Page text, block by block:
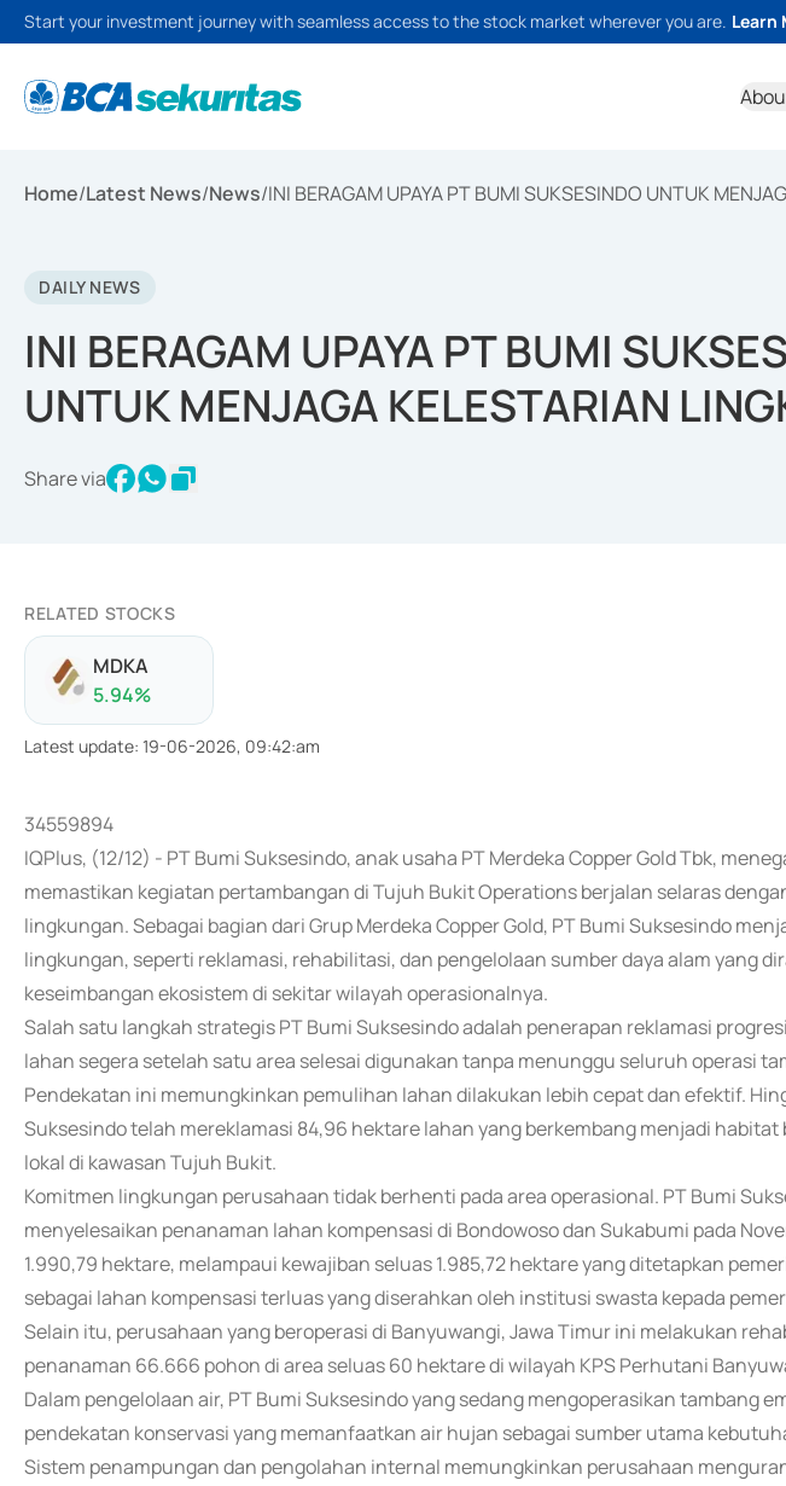
Start your investment journey with seamless access to the stock market wherever you are. Learn
Home/Latest News/News/INI BERAGAM UPAYA PT BUMI SUKSESINDO UNTUK
DAILY NEWS
INI BERAGAM UPAYA PT BUMI
UNTUK MENJAGA KELESTARIAN
Share via
RELATED STOCKS
MDKA
5.94%
Latest update: 19-06-2026, 09:42:am
34559894
IQPlus, (12/12) - PT Bumi Suksesindo, anak usaha PT Merdeka Copper Gold Tbk,
memastikan kegiatan pertambangan di Tujuh Bukit Operations berjalan selaras
lingkungan. Sebagai bagian dari Grup Merdeka Copper Gold, PT Bumi Suksesindo
lingkungan, seperti reklamasi, rehabilitasi, dan pengelolaan sumber daya alam yang
keseimbangan ekosistem di sekitar wilayah operasionalnya.
Salah satu langkah strategis PT Bumi Suksesindo adalah penerapan reklamasi
lahan segera setelah satu area selesai digunakan tanpa menunggu seluruh operasi
Pendekatan ini memungkinkan pemulihan lahan dilakukan lebih cepat dan efektif.
Suksesindo telah mereklamasi 84,96 hektare lahan yang berkembang menjadi habitat
lokal di kawasan Tujuh Bukit.
Komitmen lingkungan perusahaan tidak berhenti pada area operasional. PT Bumi
menyelesaikan penanaman lahan kompensasi di Bondowoso dan Sukabumi pada
1.990,79 hektare, melampaui kewajiban seluas 1.985,72 hektare yang ditetapkan
sebagai lahan kompensasi terluas yang diserahkan oleh institusi swasta kepada
Selain itu, perusahaan yang beroperasi di Banyuwangi, Jawa Timur ini melakukan
penanaman 66.666 pohon di area seluas 60 hektare di wilayah KPS Perhutani
Dalam pengelolaan air, PT Bumi Suksesindo yang sedang mengoperasikan tambang
pendekatan konservasi yang memanfaatkan air hujan sebagai sumber utama
Sistem penampungan dan pengolahan internal memungkinkan perusahaan